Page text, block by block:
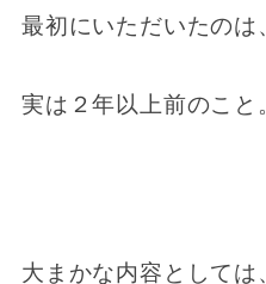
最初にいただいたのは
実は２年以上前のこと
大まかな内容としては